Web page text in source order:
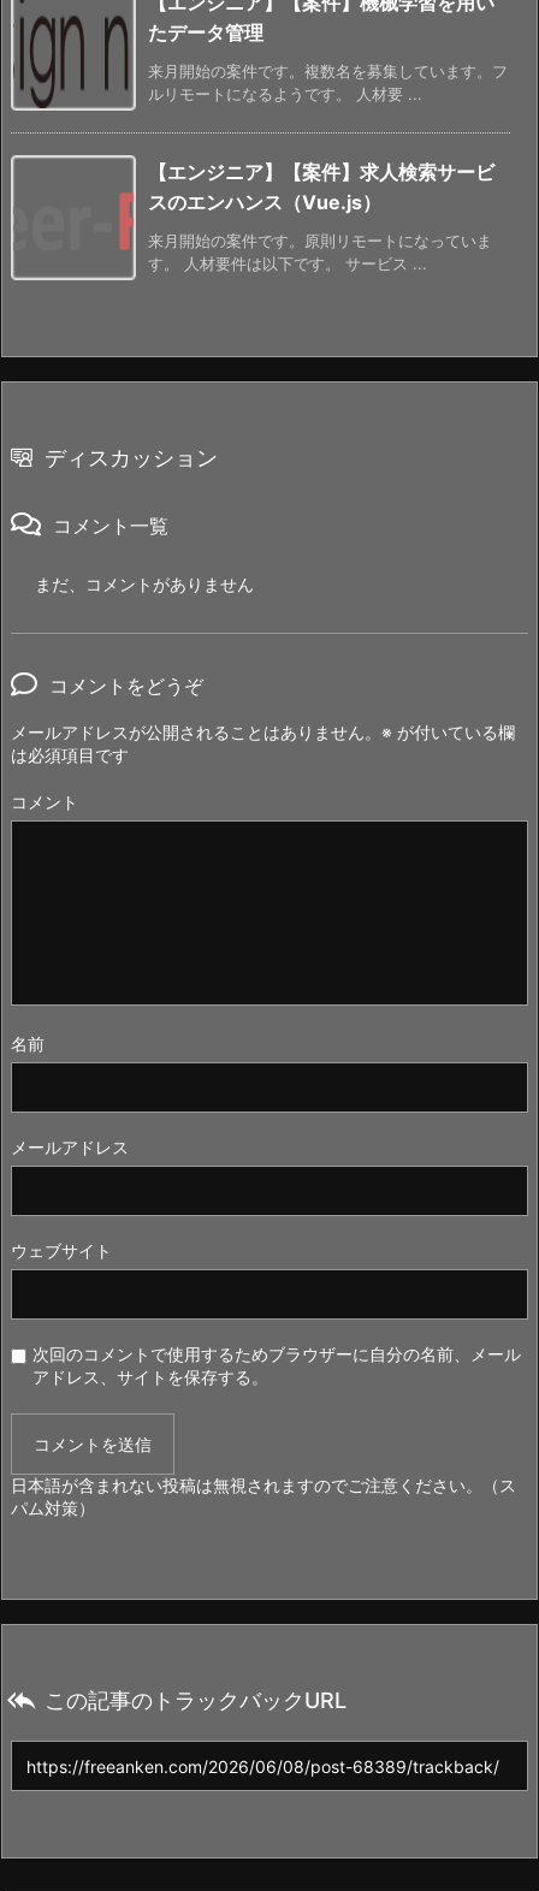
たデータ管理
来月開始の案件です。複数名を募集しています。フ
ルリモートになるようです。 人材要 ...
【エンジニア】【案件】求人検索サービ
スのエンハンス（Vue.js）
来月開始の案件です。原則リモートになっていま
す。 人材要件は以下です。 サービス ...
ディスカッション
コメント一覧
まだ、コメントがありません
コメントをどうぞ
メールアドレスが公開されることはありません。 ※ が付いている欄
は必須項目です
コメント
名前
メールアドレス
ウェブサイト
次回のコメントで使用するためブラウザーに自分の名前、メール
アドレス、サイトを保存する。
日本語が含まれない投稿は無視されますのでご注意ください。（ス
パム対策）
 この記事のトラックバックURL